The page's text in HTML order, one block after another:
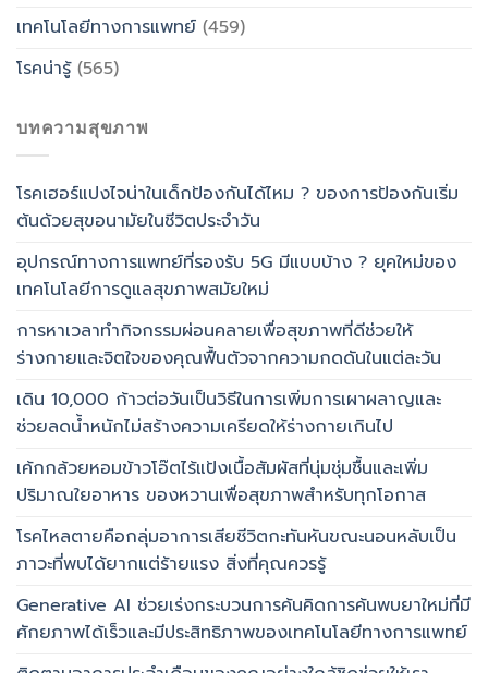
เทคโนโลยีทางการแพทย์ (459)
โรคน่ารู้(565)
บทความสุขภาพ
โรคเฮอร์แปงไจน่าในเด็กป้องกันได้ไหม ? ของการป้องกันเริ่ม
ต้นด้วยสุขอนามัยในชีวิตประจำวัน
อุปกรณ์ทางการแพทย์ที่รองรับ 5G มีแบบบ้าง ? ยุคใหม่ของ
เทคโนโลยีการดูแลสุขภาพสมัยใหม่
การหาเวลาทำกิจกรรมผ่อนคลายเพื่อสุขภาพที่ดีช่วยให้
ร่างกายและจิตใจของคุณฟื้นตัวจากความกดดันในแต่ละวัน
เดิน 10,000 ก้าวต่อวันเป็นวิธีในการเพิ่มการเผาผลาญและ
ช่วยลดน้ำหนักไม่สร้างความเครียดให้ร่างกายเกินไป
เค้กกล้วยหอมข้าวโอ๊ตไร้แป้งเนื้อสัมผัสที่นุ่มชุ่มชื้นและเพิ่ม
ปริมาณใยอาหาร ของหวานเพื่อสุขภาพสำหรับทุกโอกาส
โรคไหลตายคือกลุ่มอาการเสียชีวิตกะทันหันขณะนอนหลับเป็น
ภาวะที่พบได้ยากแต่ร้ายแรง สิ่งที่คุณควรรู้
Generative AI ช่วยเร่งกระบวนการค้นคิดการค้นพบยาใหม่ที่มี
ศักยภาพได้เร็วและมีประสิทธิภาพของเทคโนโลยีทางการแพทย์